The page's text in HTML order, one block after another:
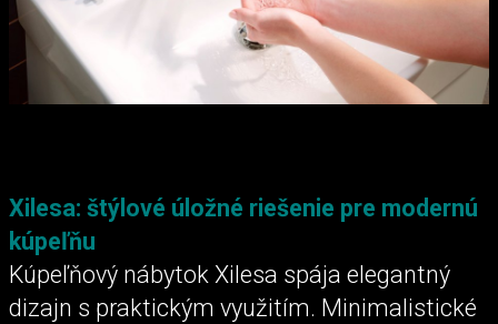
Xilesa: štýlové úložné riešenie pre modernú
kúpeľňu
Kúpeľňový nábytok Xilesa spája elegantný
dizajn s praktickým využitím. Minimalistické